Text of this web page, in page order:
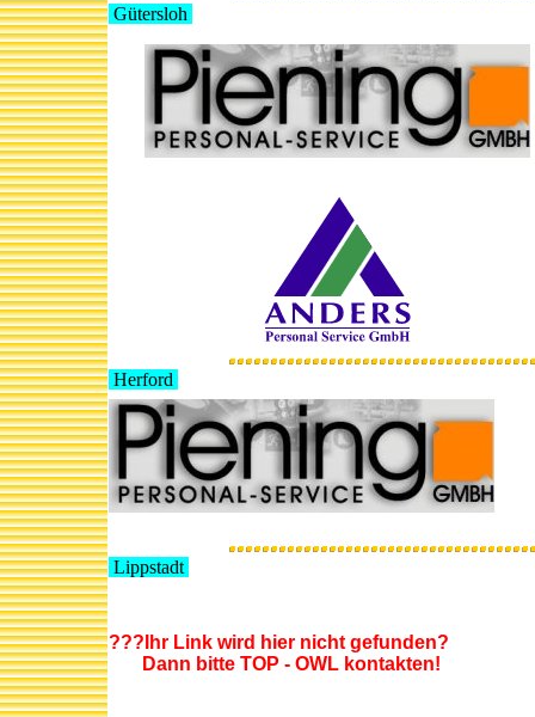
Gütersloh
Herford
Lippstadt
???Ihr Link wird hier nicht gefunden?
Dann bitte TOP - OWL kontakten!